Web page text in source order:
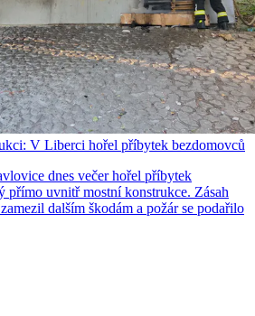
V Liberci hořel příbytek bezdomovců
dnes večer hořel příbytek
přímo uvnitř mostní konstrukce. Zásah
dalším škodám a požár se podařilo